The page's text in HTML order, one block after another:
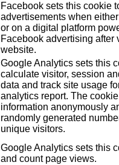
Facebook sets this cookie
advertisements when
or on a digital platform
Facebook advertising after
website.
Google Analytics sets this
calculate visitor, session
data and track site usage
analytics report. The
information anonymously
randomly generated
unique visitors.
Google Analytics sets this
and count page views.